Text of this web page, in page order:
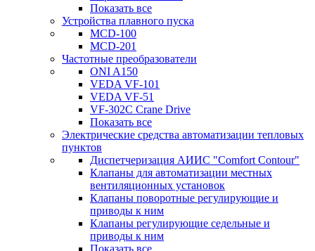
Показать все
Устройства плавного пуска
MCD-100
MCD-201
Частотные преобразователи
ONI A150
VEDA VF-101
VEDA VF-51
VF-302C Crane Drive
Показать все
Электрические средства автоматизации тепловых
пунктов
Диспетчеризация АИИС "Comfort Contour"
Клапаны для автоматизации местных
вентиляционных установок
Клапаны поворотные регулирующие и
приводы к ним
Клапаны регулирующие седельные и
приводы к ним
Показать все